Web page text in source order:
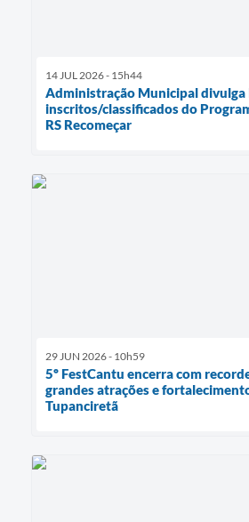
14 JUL 2026 - 15h44
Administração Municipal divulga
inscritos/classificados do
RS Recomeçar
29 JUN 2026 - 10h59
5º FestCantu encerra com
grandes atrações e
Tupanciretã